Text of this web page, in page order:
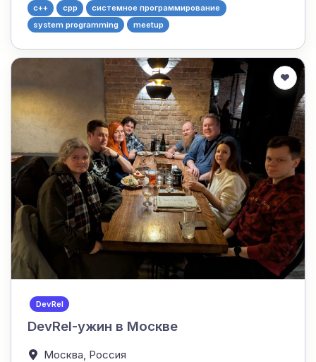
c++ cpp
системное программирование
system programming
meetup
DevRel
DevRel-ужин в Москве
Москва, Россия